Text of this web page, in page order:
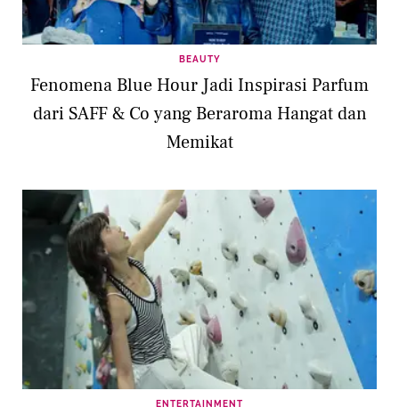
BEAUTY
Fenomena Blue Hour Jadi Inspirasi Parfum
dari SAFF & Co yang Beraroma Hangat dan
Memikat
ENTERTAINMENT